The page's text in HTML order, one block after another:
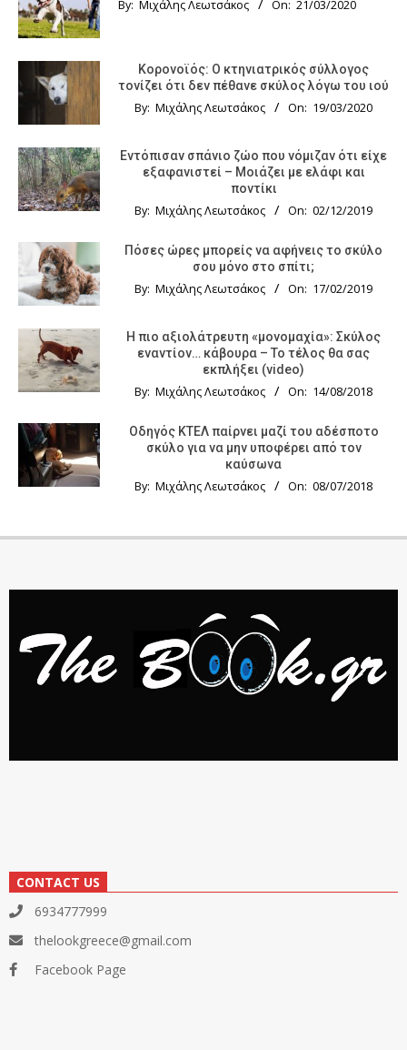
By: Μιχάλης Λεωτσάκος On: 21/03/2020
Κορονοϊός: Ο κτηνιατρικός σύλλογος
τονίζει ότι δεν πέθανε σκύλος λόγω του ιού
By: Μιχάλης Λεωτσάκος On: 19/03/2020
Εντόπισαν σπάνιο ζώο που νόμιζαν ότι είχε
εξαφανιστεί – Μοιάζει με ελάφι και
ποντίκι
By: Μιχάλης Λεωτσάκος On: 02/12/2019
Πόσες ώρες μπορείς να αφήνεις το σκύλο
σου μόνο στο σπίτι;
By: Μιχάλης Λεωτσάκος On: 17/02/2019
Η πιο αξιολάτρευτη «μονομαχία»: Σκύλος
εναντίον… κάβουρα – Το τέλος θα σας
εκπλήξει (video)
By: Μιχάλης Λεωτσάκος On: 14/08/2018
Οδηγός KTΕΛ παίρνει μαζί του αδέσποτο
σκύλο για να μην υποφέρει από τον
καύσωνα
By: Μιχάλης Λεωτσάκος On: 08/07/2018
CONTACT US
6934777999
thelookgreece@gmail.com
Facebook Page